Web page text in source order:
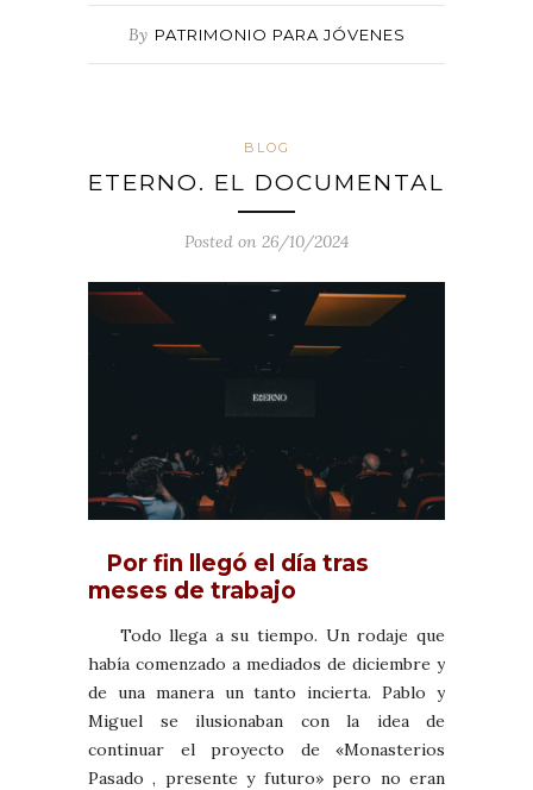
By PATRIMONIO PARA JÓVENES
BLOG
ETERNO. EL DOCUMENTAL
Posted on 26/10/2024
Por fin llegó el día tras
meses de trabajo
Todo llega a su tiempo. Un rodaje que
había comenzado a mediados de diciembre y
de una manera un tanto incierta. Pablo y
Miguel se ilusionaban con la idea de
continuar el proyecto de «Monasterios
Pasado , presente y futuro» pero no eran